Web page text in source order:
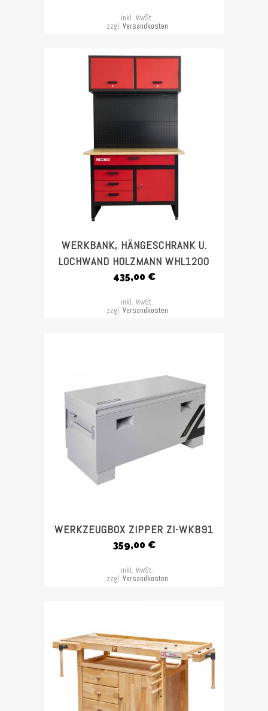
inkl. MwSt.
zzgl. Versandkosten
WERKBANK, HÄNGESCHRANK U.
LOCHWAND HOLZMANN WHL1200
435,00 €
inkl. MwSt.
zzgl. Versandkosten
WERKZEUGBOX ZIPPER ZI-WKB91
359,00 €
inkl. MwSt.
zzgl. Versandkosten